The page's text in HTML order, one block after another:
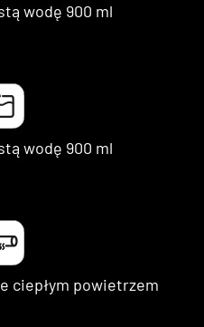
wodę 900 ml
wodę 900 ml
ciepłym powietrzem